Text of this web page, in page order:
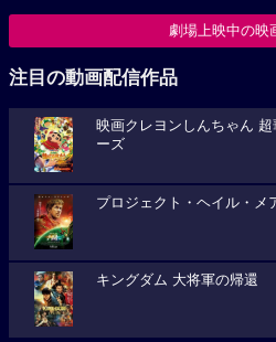
劇場上映中の映
注目の動画配信作品
映画クレヨンしんちゃん
ーズ
プロジェクト・ヘイル・メ
キングダム 大将軍の帰還